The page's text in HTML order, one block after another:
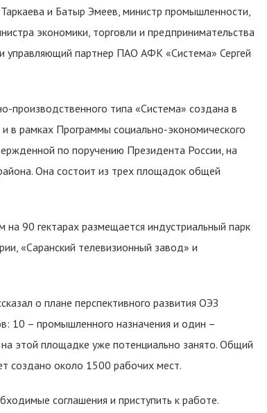
и Батыр Эмеев, министр промышленности,
экономики, торговли и предпринимательства
партнер ПАО АФК «Система» Сергей
производственного типа «Система» создана в
в рамках Программы социально-экономического
по поручению Президента России, на
Она состоит из трех площадок общей
90 гектарах размещается индустриальный парк
«Саранский телевизионный завод» и
о плане перспективного развития ОЭЗ
10 – промышленного назначения и один –
этой площадке уже потенциально занято. Общий
создано около 1500 рабочих мест.
соглашения и приступить к работе.